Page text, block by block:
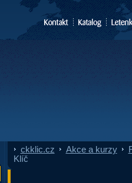
ckklic.cz Akce a kurzy»
Klíč